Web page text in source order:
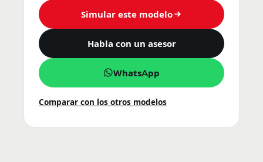
Simular este modelo
Habla con un asesor
WhatsApp
Comparar con los otros modelos